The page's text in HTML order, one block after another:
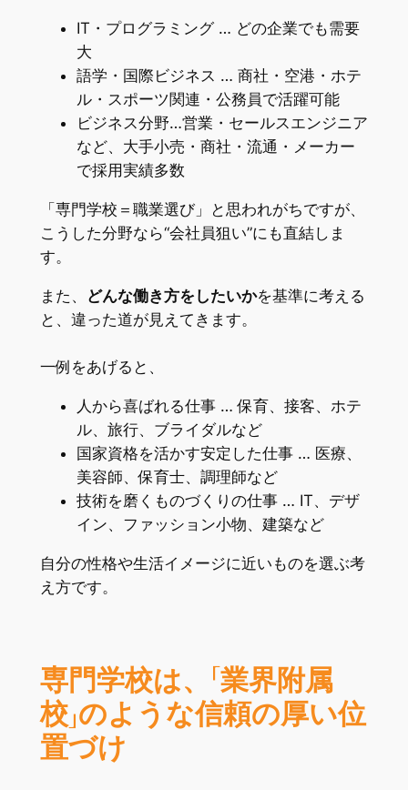
IT・プログラミング … どの企業でも需要
大
語学・国際ビジネス … 商社・空港・ホテ
ル・スポーツ関連・公務員で活躍可能
ビジネス分野…営業・セールスエンジニア
など、大手小売・商社・流通・メーカー
で採用実績多数
「専門学校＝職業選び」と思われがちですが、
こうした分野なら“会社員狙い”にも直結しま
す。
また、 どんな働き方をしたいかを基準に考える
と、違った道が見えてきます。
一例をあげると、
人から喜ばれる仕事 … 保育、接客、ホテ
ル、旅行、ブライダルなど
国家資格を活かす安定した仕事 … 医療、
美容師、保育士、調理師など
技術を磨くものづくりの仕事 … IT、デザ
イン、ファッション小物、建築など
自分の性格や生活イメージに近いものを選ぶ考
え方です。
専門学校は、「業界附属
校」のような信頼の厚い位
置づけ